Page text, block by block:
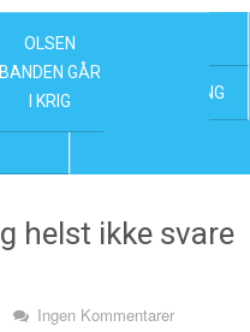
FILM
OLSEN
BANDEN GÅR
I KRIG
UNDERHOLDNING
helst ikke svare
Ingen Kommentarer